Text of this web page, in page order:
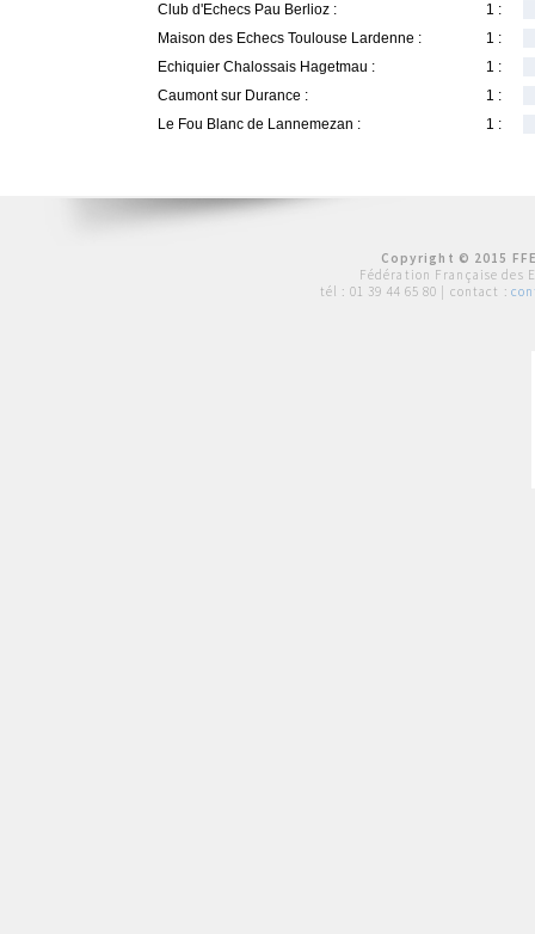
Club d'Echecs Pau Berlioz :
1 :
Maison des Echecs Toulouse Lardenne :
1 :
Echiquier Chalossais Hagetmau :
1 :
Caumont sur Durance :
1 :
Le Fou Blanc de Lannemezan :
1 :
Copyright © 2015
Fédération Française des
tél : 01 39 44 65 80 | contact :